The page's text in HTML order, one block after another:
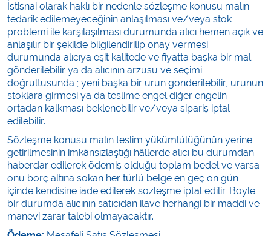
İstisnai olarak haklı bir nedenle sözleşme konusu malın
tedarik edilemeyeceğinin anlaşılması ve/veya stok
problemi ile karşılaşılması durumunda alıcı hemen açık ve
anlaşılır bir şekilde bilgilendirilip onay vermesi
durumunda alıcıya eşit kalitede ve fiyatta başka bir mal
gönderilebilir ya da alıcının arzusu ve seçimi
doğrultusunda ; yeni başka bir ürün gönderilebilir, ürünün
stoklara girmesi ya da teslime engel diğer engelin
ortadan kalkması beklenebilir ve/veya sipariş iptal
edilebilir.
Sözleşme konusu malın teslim yükümlülüğünün yerine
getirilmesinin imkânsızlaştığı hâllerde alıcı bu durumdan
haberdar edilerek ödemiş olduğu toplam bedel ve varsa
onu borç altına sokan her türlü belge en geç on gün
içinde kendisine iade edilerek sözleşme iptal edilir. Böyle
bir durumda alıcının satıcıdan ilave herhangi bir maddi ve
manevi zarar talebi olmayacaktır.